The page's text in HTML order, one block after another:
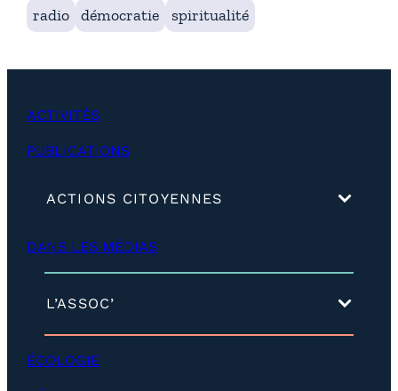
radio démocratie spiritualité
ACTIVITÉS
PUBLICATIONS
ACTIONS CITOYENNES
p
DANS LES MÉDIAS
L’ASSOC’
é
l
ÉCOLOGIE